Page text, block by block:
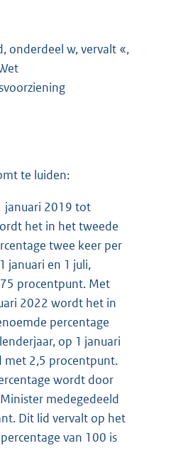
onderdeel w, vervalt «,
te luiden:
januari 2019 tot
het in het tweede
twee keer per
januari en 1 juli,
procentpunt. Met
2022 wordt het in
percentage
op 1 januari
met 2,5 procentpunt.
wordt door
medegedeeld
Dit lid vervalt op het
van 100 is